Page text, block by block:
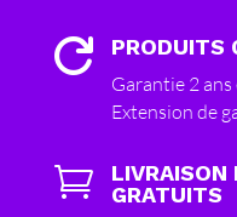
 PRODUITS
Garantie 2
Extension de

LIVRAISON
GRATUITS